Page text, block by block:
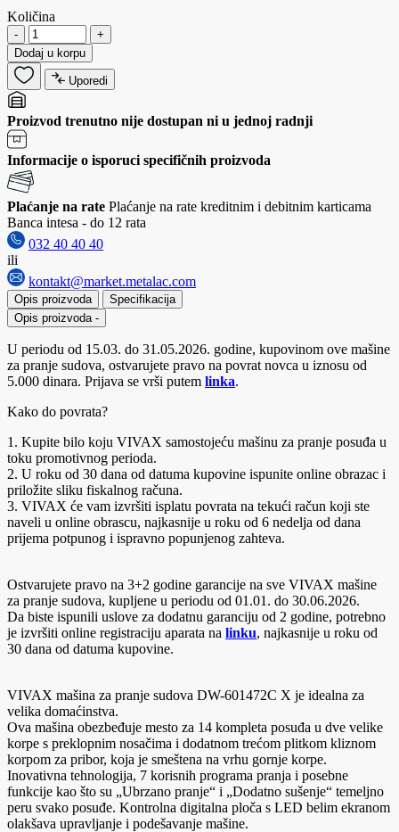
Količina
-
+
Dodaj u korpu
Uporedi
Proizvod trenutno nije dostupan ni u jednoj radnji
Informacije o isporuci specifičnih proizvoda
Plaćanje na rate Plaćanje na rate kreditnim i debitnim karticama
Banca intesa - do 12 rata
032 40 40 40
ili
kontakt@market.metalac.com
Opis proizvoda
Specifikacija
Opis proizvoda -
U periodu od 15.03. do 31.05.2026. godine, kupovinom ove mašine
za pranje sudova, ostvarujete pravo na povrat novca u iznosu od
5.000 dinara. Prijava se vrši putem linka.
Kako do povrata?
1. Kupite bilo koju VIVAX samostojeću mašinu za pranje posuđa u
toku promotivnog perioda.
2. U roku od 30 dana od datuma kupovine ispunite online obrazac i
priložite sliku fiskalnog računa.
3. VIVAX će vam izvršiti isplatu povrata na tekući račun koji ste
naveli u online obrascu, najkasnije u roku od 6 nedelja od dana
prijema potpunog i ispravno popunjenog zahteva.
Ostvarujete pravo na 3+2 godine garancije na sve VIVAX mašine
za pranje sudova, kupljene u periodu od 01.01. do 30.06.2026.
Da biste ispunili uslove za dodatnu garanciju od 2 godine, potrebno
je izvršiti online registraciju aparata na linku, najkasnije u roku od
30 dana od datuma kupovine.
VIVAX mašina za pranje sudova DW-601472C X je idealna za
velika domaćinstva.
Ova mašina obezbeđuje mesto za 14 kompleta posuđa u dve velike
korpe s preklopnim nosačima i dodatnom trećom plitkom kliznom
korpom za pribor, koja je smeštena na vrhu gornje korpe.
Inovativna tehnologija, 7 korisnih programa pranja i posebne
funkcije kao što su „Ubrzano pranje“ i „Dodatno sušenje“ temeljno
peru svako posuđe. Kontrolna digitalna ploča s LED belim ekranom
olakšava upravljanje i podešavanje mašine.